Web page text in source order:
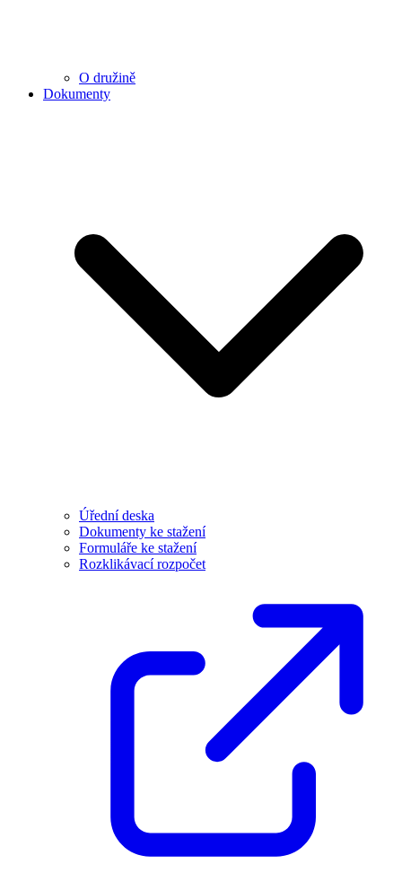
O družině
Dokumenty
Úřední deska
Dokumenty ke stažení
Formuláře ke stažení
Rozklikávací rozpočet